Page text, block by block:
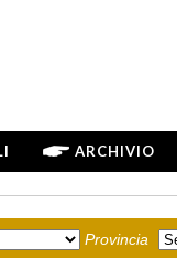
ARCHIVIO
Provincia